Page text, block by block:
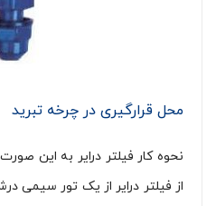
محل قرارگیری در چرخه تبرید
نحوه کار فیلتر درایر به این
از فیلتر درایر از یک تور سیمی